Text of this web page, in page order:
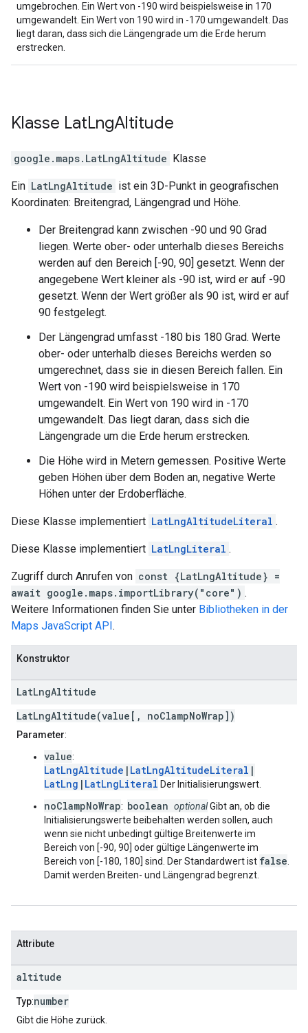
umgebrochen. Ein Wert von -190 wird beispielsweise in 170
umgewandelt. Ein Wert von 190 wird in -170 umgewandelt. Das
liegt daran, dass sich die Längengrade um die Erde herum
erstrecken.
Klasse LatLngAltitude
google.maps. LatLngAltitude Klasse
Ein LatLngAltitude ist ein 3D-Punkt in geografischen
Koordinaten: Breitengrad, Längengrad und Höhe.
Der Breitengrad kann zwischen -90 und 90 Grad
liegen. Werte ober- oder unterhalb dieses Bereichs
werden auf den Bereich [-90, 90] gesetzt. Wenn der
angegebene Wert kleiner als -90 ist, wird er auf -90
gesetzt. Wenn der Wert größer als 90 ist, wird er auf
90 festgelegt.
Der Längengrad umfasst -180 bis 180 Grad. Werte
ober- oder unterhalb dieses Bereichs werden so
umgerechnet, dass sie in diesen Bereich fallen. Ein
Wert von -190 wird beispielsweise in 170
umgewandelt. Ein Wert von 190 wird in -170
umgewandelt. Das liegt daran, dass sich die
Längengrade um die Erde herum erstrecken.
Die Höhe wird in Metern gemessen. Positive Werte
geben Höhen über dem Boden an, negative Werte
Höhen unter der Erdoberfläche.
Diese Klasse implementiert LatLngAltitudeLiteral .
Diese Klasse implementiert LatLngLiteral .
Zugriff durch Anrufen von const {LatLngAltitude} =
await google.maps.importLibrary("core") .
Weitere Informationen finden Sie unter Bibliotheken in der
Maps JavaScript API.
Konstruktor
LatLngAltitude
LatLngAltitude(value[, noClampNoWrap])
Parameter:
value:
LatLngAltitude | LatLngAltitudeLiteral |
LatLng | LatLngLiteral Der Initialisierungswert.
noClampNoWrap: boolean optionalGibt an, ob die
Initialisierungswerte beibehalten werden sollen, auch
wenn sie nicht unbedingt gültige Breitenwerte im
Bereich von [-90, 90] oder gültige Längenwerte im
Bereich von [-180, 180] sind. Der Standardwert ist false
Damit werden Breiten- und Längengrad begrenzt.
Attribute
altitude
Typ:number
Gibt die Höhe zurück.